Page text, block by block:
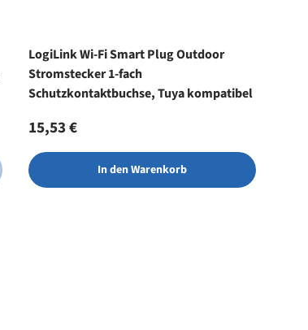
LogiLink Wi-Fi Smart Plug Outdoor
Stromstecker 1-fach
Schutzkontaktbuchse, Tuya kompatibel
Normaler Preis
15,53 €
In den Warenkorb